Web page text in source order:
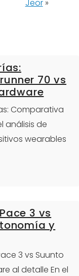
Jeor»
70 vs
Comparativa
análisis de
wearables
3 vs
y
3 vs Suunto
al detalle En el